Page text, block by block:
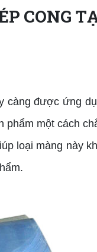
CONG
càng được ứng
một cách
loại màng này